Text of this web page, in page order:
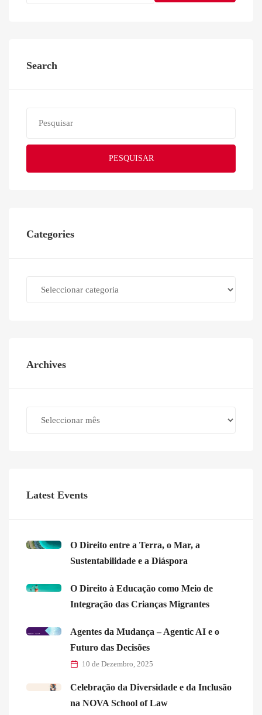
Search
PESQUISAR
Categories
Archives
Latest Events
O Direito entre a Terra, o Mar, a
Sustentabilidade e a Diáspora
O Direito à Educação como Meio de
Integração das Crianças Migrantes
Agentes da Mudança – Agentic AI e o
Futuro das Decisões
10 de Dezembro, 2025
Celebração da Diversidade e da Inclusão
na NOVA School of Law